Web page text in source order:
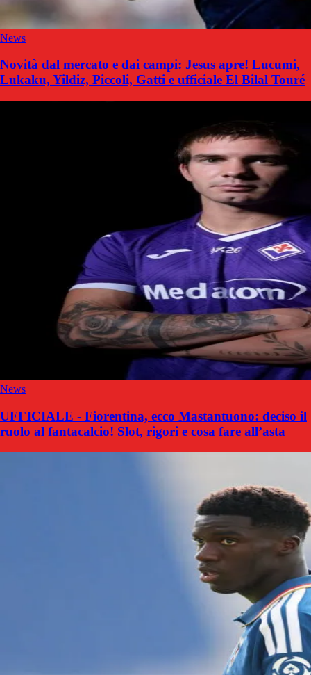
News
Novità dal mercato e dai campi: Jesus apre! Lucumi,
Lukaku, Yildiz, Piccoli, Gatti e ufficiale El Bilal Touré
News
UFFICIALE - Fiorentina, ecco Mastantuono: deciso il
ruolo al fantacalcio! Slot, rigori e cosa fare all’asta